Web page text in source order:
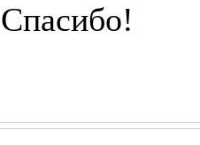
Спасибо!